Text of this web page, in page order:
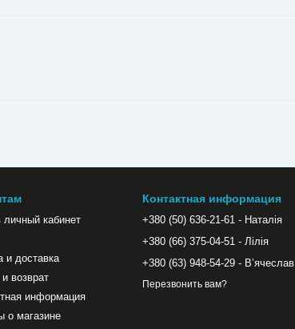
личный кабинет
и доставка
возврат
информация
о магазине
Контактная информация
+380 (50) 636-21-61 - Наталія
+380 (66) 375-04-51 - Лілія
+380 (63) 948-54-29 - Вʼячеслав
Перезвонить вам?